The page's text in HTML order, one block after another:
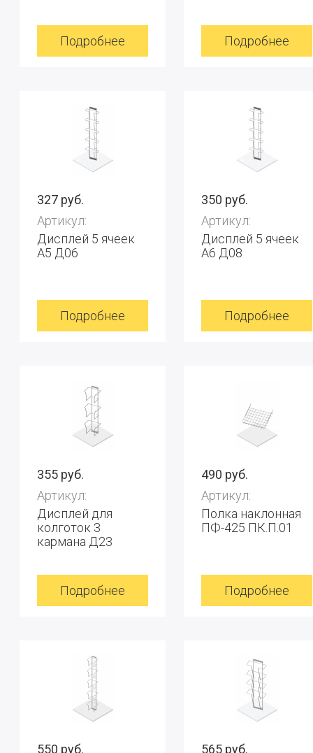
Подробнее Подробнее
327 руб.
Артикул:
Дисплей 5 ячеек
А5 Д06
Подробнее
350 руб.
Артикул:
Дисплей 5 ячеек
А6 Д08
Подробнее
355 руб.
Артикул:
Дисплей для
колготок 3
кармана Д23
Подробнее
490 руб.
Артикул:
Полка наклонная
ПФ-425 ПК.П.01
Подробнее
550 руб. 565 руб.